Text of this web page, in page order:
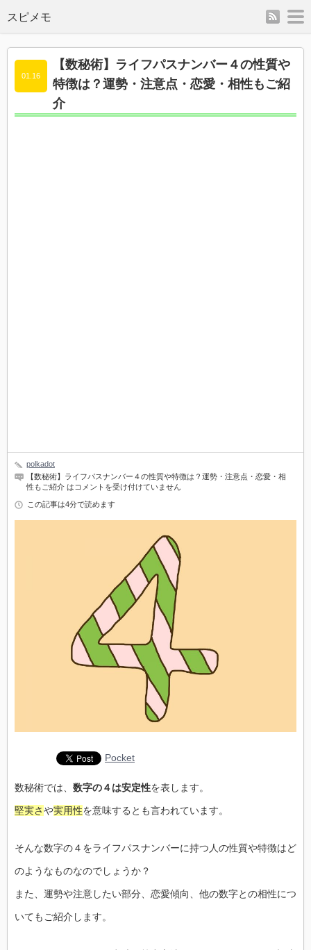
スピメモ rss
【数秘術】ライフパスナンバー４の性質や
特徴は？運勢・注意点・恋愛・相性もご紹
介
01.16
polkadot
【数秘術】ライフパスナンバー４の性質や特徴は？運勢・注意点・恋愛・相
性もご紹介 は コメントを受け付けていません
この記事は4分で読めます
Pocket
数秘術では、 数字の４は安定性を表します。
堅実さや実用性を意味するとも言われています。
そんな数字の４をライフパスナンバーに持つ人の性質や特徴はど
のようなものなのでしょうか？
また、運勢や注意したい部分、恋愛傾向、他の数字との相性につ
いてもご紹介します。